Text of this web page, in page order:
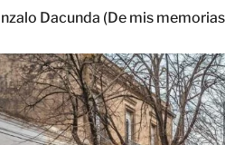
Dacunda (De mis